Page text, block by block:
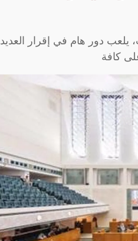
يلعب دور هام في إقرار
كافة